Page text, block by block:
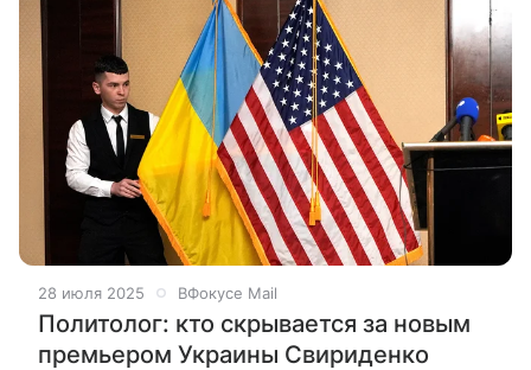
28 июля 2025 ВФокусе Mail
Политолог: кто скрывается за новым
премьером Украины Свириденко